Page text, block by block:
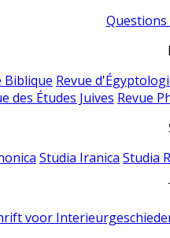
Biblique Revue
des Études Juives Revue
Studia Iranica Studia
voor